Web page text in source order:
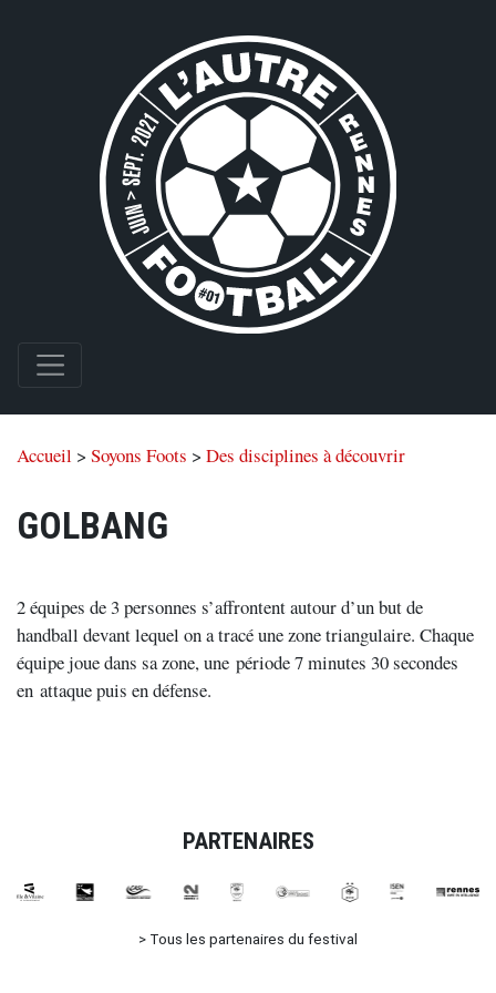
Accueil > Soyons Foots > Des disciplines à découvrir
GOLBANG
2 équipes de 3 personnes s’affrontent autour d’un but de
handball devant lequel on a tracé une zone triangulaire. Chaque
équipe joue dans sa zone, une période 7 minutes 30 secondes
en attaque puis en défense.
PARTENAIRES
> Tous les partenaires du festival